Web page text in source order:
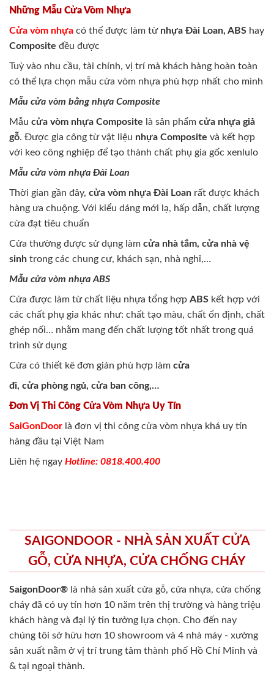
Những Mẫu Cửa Vòm Nhựa
Cửa vòm nhựa có thể được làm từ nhựa Đài Loan, ABS hay
Composite đều được
Tuỳ vào nhu cầu, tài chính, vị trí mà khách hàng hoàn toàn
có thể lựa chọn mẫu cửa vòm nhựa phù hợp nhất cho mình
Mẫu cửa vòm bằng nhựa Composite
Mẫu cửa vòm nhựa Composite là sản phẩm cửa nhựa giả
gỗ. Được gia công từ vật liệu nhựa Composite và kết hợp
với keo công nghiệp để tạo thành chất phụ gia gốc xenlulo
Mẫu cửa vòm nhựa Đài Loan
Thời gian gần đây, cửa vòm nhựa Đài Loan rất được khách
hàng ưa chuộng. Với kiểu dáng mới lạ, hấp dẫn, chất lượng
cửa đạt tiêu chuẩn
Cửa thường được sử dụng làm cửa nhà tắm, cửa nhà vệ
sinh trong các chung cư, khách sạn, nhà nghỉ,…
Mẫu cửa vòm nhựa ABS
Cửa được làm từ chất liệu nhựa tổng hợp ABS kết hợp với
các chất phụ gia khác như: chất tạo màu, chất ổn định, chất
ghép nối… nhằm mang đến chất lượng tốt nhất trong quá
trình sử dụng
Cửa có thiết kê đơn giản phù hợp làm cửa
đi, cửa phòng ngủ, cửa ban công,…
Đơn Vị Thi Công Cửa Vòm Nhựa Uy Tín
SaiGonDoor là đơn vị thi công cửa vòm nhựa khá uy tín
hàng đầu tại Việt Nam
Liên hệ ngay Hotline: 0818.400.400
SAIGONDOOR - NHÀ SẢN XUẤT CỬA
GỖ, CỬA NHỰA, CỬA CHỐNG CHÁY
SaigonDoor® là nhà sản xuất cửa gỗ, cửa nhựa, cửa chống
cháy đã có uy tín hơn 10 năm trên thị trường và hàng triệu
khách hàng và đại lý tin tưởng lựa chọn. Cho đến nay
chúng tôi sở hữu hơn 10 showroom và 4 nhà máy - xưởng
sản xuất nằm ở vị trí trung tâm thành phố Hồ Chí Minh và
& tại ngoại thành.